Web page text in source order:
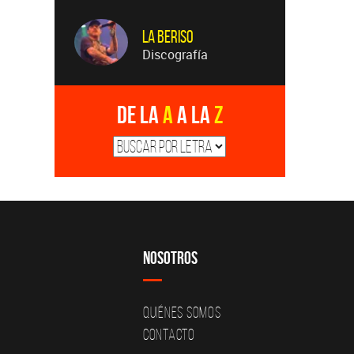
La Beriso
Discografía
De laAa laZ
Nosotros
Quiénes Somos
Contacto